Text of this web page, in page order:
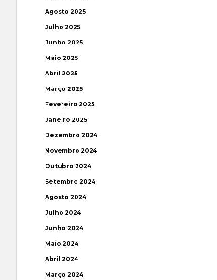
Agosto 2025
Julho 2025
Junho 2025
Maio 2025
Abril 2025
Março 2025
Fevereiro 2025
Janeiro 2025
Dezembro 2024
Novembro 2024
Outubro 2024
Setembro 2024
Agosto 2024
Julho 2024
Junho 2024
Maio 2024
Abril 2024
Março 2024